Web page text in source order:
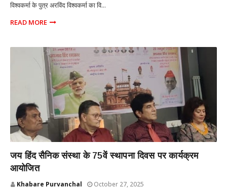
विश्वकर्मा के पुत्र अरविंद विश्वकर्मा का वि...
READ MORE
जय हिंद सैनिक संस्था के 75वें स्थापना दिवस पर कार्यक्रम
आयोजित
Khabare Purvanchal October 27, 2025